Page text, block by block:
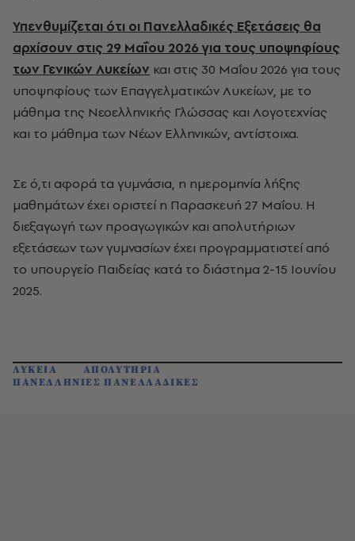
Υπενθυμίζεται ότι οι Πανελλαδικές Εξετάσεις θα
αρχίσουν στις 29 Μαΐου 2026 για τους υποψηφίους
των Γενικών Λυκείων και στις 30 Μαΐου 2026 για τους
υποψηφίους των Επαγγελματικών Λυκείων, με το
μάθημα της Νεοελληνικής Γλώσσας και Λογοτεχνίας
και το μάθημα των Νέων Ελληνικών, αντίστοιχα.
Σε ό,τι αφορά τα γυμνάσια, η ημερομηνία λήξης
μαθημάτων έχει οριστεί η Παρασκευή 27 Μαΐου. Η
διεξαγωγή των προαγωγικών και απολυτήριων
εξετάσεων των γυμνασίων έχει προγραμματιστεί από
το υπουργείο Παιδείας κατά το διάστημα 2-15 Ιουνίου
2025.
ΛΥΚΕΙΑ
ΑΠΟΛΥΤΗΡΙΑ
ΠΑΝΕΛΛΗΝΙΕΣ ΠΑΝΕΛΛΑΔΙΚΕΣ